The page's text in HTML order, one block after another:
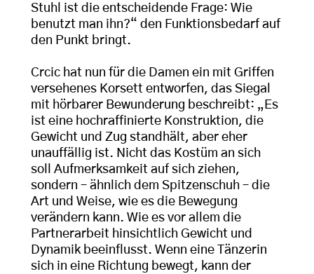
Stuhl ist die entscheidende Frage: Wie
benutzt man ihn?“ den Funktionsbedarf auf
den Punkt bringt.
Crcic hat nun für die Damen ein mit Griffen
versehenes Korsett entworfen, das Siegal
mit hörbarer Bewunderung beschreibt: „Es
ist eine hochraffinierte Konstruktion, die
Gewicht und Zug standhält, aber eher
unauffällig ist. Nicht das Kostüm an sich
soll Aufmerksamkeit auf sich ziehen,
sondern – ähnlich dem Spitzenschuh – die
Art und Weise, wie es die Bewegung
verändern kann. Wie es vor allem die
Partnerarbeit hinsichtlich Gewicht und
Dynamik beeinflusst. Wenn eine Tänzerin
sich in eine Richtung bewegt, kann der